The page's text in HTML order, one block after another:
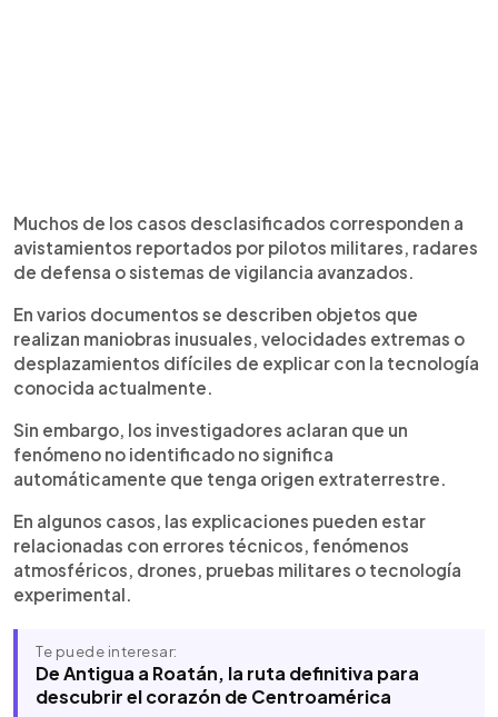
Muchos de los casos desclasificados corresponden a
avistamientos reportados por pilotos militares, radares
de defensa o sistemas de vigilancia avanzados.
En varios documentos se describen objetos que
realizan maniobras inusuales, velocidades extremas o
desplazamientos difíciles de explicar con la tecnología
conocida actualmente.
Sin embargo, los investigadores aclaran que un
fenómeno no identificado no significa
automáticamente que tenga origen extraterrestre.
En algunos casos, las explicaciones pueden estar
relacionadas con errores técnicos, fenómenos
atmosféricos, drones, pruebas militares o tecnología
experimental.
Te puede interesar:
De Antigua a Roatán, la ruta definitiva para
descubrir el corazón de Centroamérica